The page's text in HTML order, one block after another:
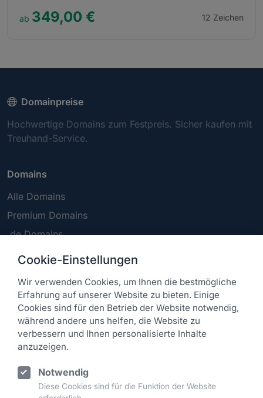
349,00 € 12 Zeichen
Domainpreise
Hochwertige Domains zum Festpreis. Sicher kaufen mit
Treuhand-Service.
Domains
Alle Domains
Premium Domains
.de Domains
.com Domains
Service
FAQ
Kontakt
Rechtliches
Impressum
Cookie-Einstellungen
Wir verwenden Cookies, um Ihnen die bestmögliche
Erfahrung auf unserer Website zu bieten. Einige
Cookies sind für den Betrieb der Website notwendig,
während andere uns helfen, die Website zu
verbessern und Ihnen personalisierte Inhalte
anzuzeigen.
Notwendig
Diese Cookies sind für die Funktion der Website